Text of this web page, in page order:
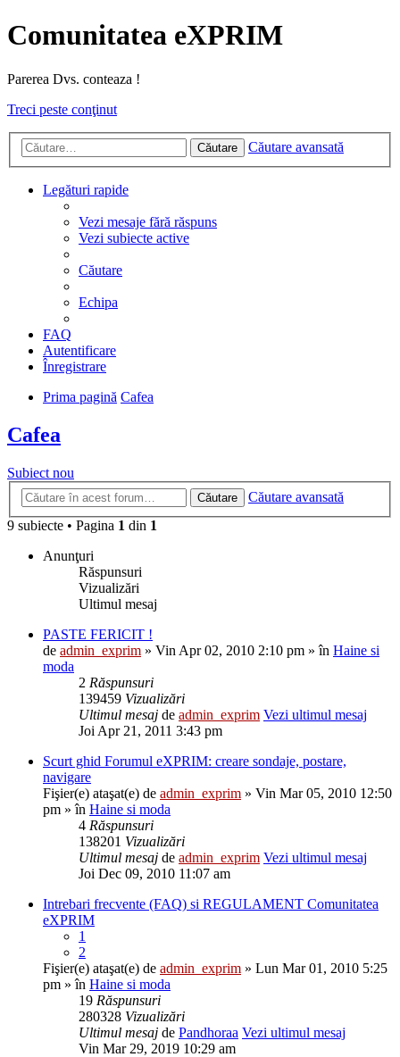
Comunitatea eXPRIM
Parerea Dvs. conteaza !
Treci peste conţinut
Căutare Căutare avansată
Legături rapide
Vezi mesaje fără răspuns
Vezi subiecte active
Căutare
Echipa
FAQ
Autentificare
Înregistrare
Prima pagină Cafea
Cafea
Subiect nou
Căutare
Căutare avansată
9 subiecte • Pagina 1 din 1
Anunţuri
Răspunsuri
Vizualizări
Ultimul mesaj
PASTE FERICIT !
de admin_exprim » Vin Apr 02, 2010 2:10 pm » în Haine si
moda
2 Răspunsuri
139459 Vizualizări
Ultimul mesaj de admin_exprim Vezi ultimul mesaj
Joi Apr 21, 2011 3:43 pm
Scurt ghid Forumul eXPRIM: creare sondaje, postare,
navigare
Fişier(e) ataşat(e) de admin_exprim » Vin Mar 05, 2010 12:50
pm » în Haine si moda
4 Răspunsuri
138201 Vizualizări
Ultimul mesaj de admin_exprim Vezi ultimul mesaj
Joi Dec 09, 2010 11:07 am
Intrebari frecvente (FAQ) si REGULAMENT Comunitatea
eXPRIM
1
2
Fişier(e) ataşat(e) de admin_exprim » Lun Mar 01, 2010 5:25
pm » în Haine si moda
19 Răspunsuri
280328 Vizualizări
Ultimul mesaj de Pandhoraa Vezi ultimul mesaj
Vin Mar 29, 2019 10:29 am